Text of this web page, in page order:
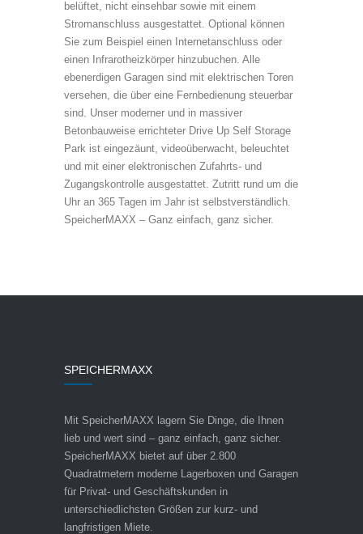
belüftet, nicht einsehbar sowie mit einem
Stromanschluss ausgestattet. Optional können
Sie zum Beispiel einen Internetanschluss oder
einen Infrarotheizkörper hinzubuchen. Alle
ebenerdigen Garagen sind mit elektrischen Toren
versehen, die über eine Fernbedienung steuerbar
sind. Unser moderner und in massiver
Betonbauweise errichteter Drive Up Self Storage
Park ist eingezäunt, videoüberwacht, beleuchtet
und mit einer elektronischen Zufahrts- und
Zugangskontrolle ausgestattet. Zutritt rund um die
Uhr an 365 Tagen im Jahr ist selbstverständlich.
SpeicherMAXX – Ganz einfach, ganz sicher.
SPEICHERMAXX
Mit SpeicherMAXX lagern Sie Dinge, die Ihnen
lieb und wert sind – ganz einfach, ganz sicher.
SpeicherMAXX bietet auf über 2.800
Quadratmetern moderne Lagerboxen und Garagen
für Privat- und Geschäftskunden in
unterschiedlichsten Größen zur kurz- und
langfristigen Miete.